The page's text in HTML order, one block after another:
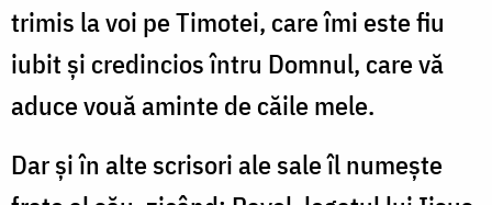
trimis la voi pe Timotei, care îmi este fiu
iubit și credincios întru Domnul, care vă
aduce vouă aminte de căile mele.
Dar și în alte scrisori ale sale îl numește